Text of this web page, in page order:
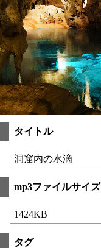
タイトル
洞窟内の水滴
mp3ファイルサイズ
1424KB
タグ